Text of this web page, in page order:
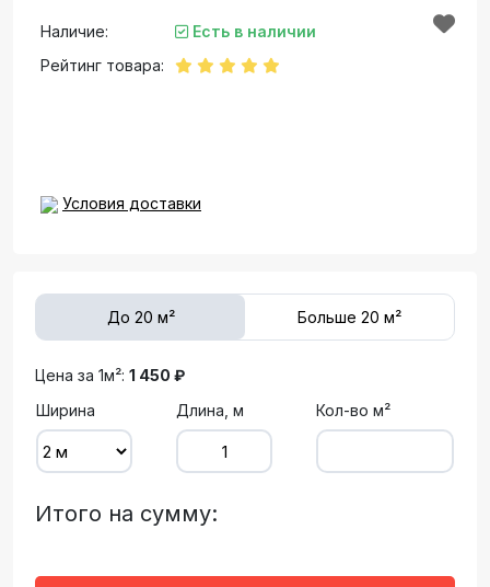
Наличие:
Есть в наличии
Рейтинг товара:
Условия доставки
До 20 м² Больше 20 м²
Цена за 1м²: 1 450 ₽
Ширина
Длина, м Кол-во м²
Итого на сумму: